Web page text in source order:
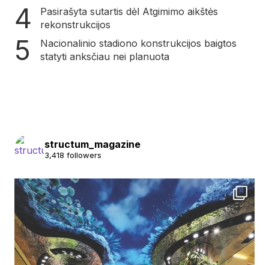
Pasirašyta sutartis dėl Atgimimo aikštės
rekonstrukcijos
Nacionalinio stadiono konstrukcijos baigtos
statyti anksčiau nei planuota
structum_magazine
3,418 followers